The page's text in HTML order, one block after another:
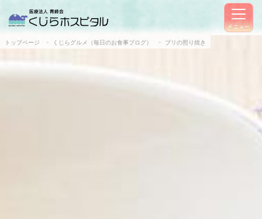
メニュー
トップページ くじらグルメ（毎日のお食事ブログ） ブリの照り焼き